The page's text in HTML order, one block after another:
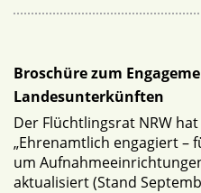
Broschüre zum
Landesunterkünften
Der Flüchtlingsrat NRW
„Ehrenamtlich engagiert –
um
aktualisiert (Stand